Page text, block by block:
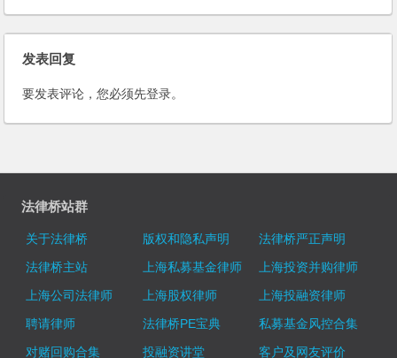
发表回复
要发表评论，您必须先登录。
法律桥站群
关于法律桥 版权和隐私声明
法律桥严正声明
法律桥主站
上海私募基金律师
上海投资并购律师
上海公司法律师
上海股权律师
上海投融资律师
聘请律师
法律桥PE宝典
私募基金风控合集
对赌回购合集
投融资讲堂
客户及网友评价